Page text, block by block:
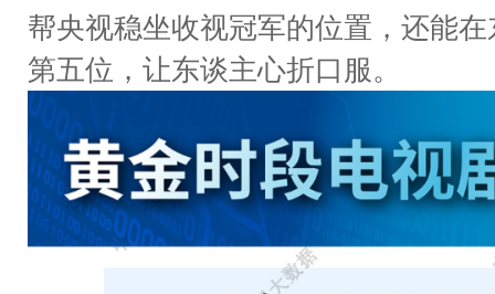
帮央视稳坐收视冠军的位置，还能
第五位，让东谈主心折口服。